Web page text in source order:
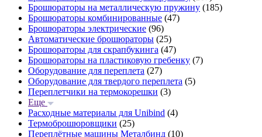
Брошюраторы на металлическую пружину (185)
Брошюраторы комбинированные (47)
Брошюраторы электрические (96)
Автоматические брошюраторы (25)
Брошюраторы для скрапбукинга (47)
Брошюраторы на пластиковую гребенку (7)
Оборудование для переплета (27)
Оборудование для твердого переплета (5)
Переплетчики на термокорешки (3)
Еще
Расходные материалы для Unibind (4)
Термоброшюровщики (25)
Переплётные машины Металбинд (10)